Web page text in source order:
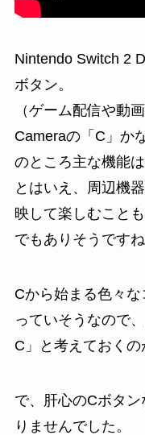
Nintendo Switch 2
ボタン。
（ゲーム配信や動
Cameraの「C」か
のところ主な機能
とはいえ、周辺機
映して楽しむこと
でもありそうですね
Cから始まる色々
っていそうなので
C」と考えておくの
で、肝心のCボタ
りませんでした。